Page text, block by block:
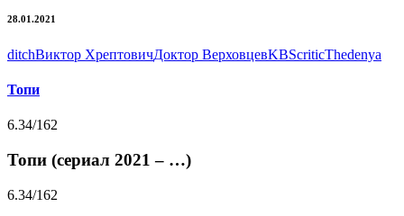
28.01.2021
ditchВиктор ХрептовичДоктор ВерховцевKBScriticThedenya
Топи
6.34/162
Топи (сериал 2021 – …)
6.34/162